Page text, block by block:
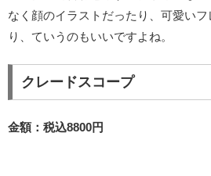
なく顔のイラストだったり、可愛い
り、ていうのもいいですよね。
クレードスコープ
金額：税込8800円